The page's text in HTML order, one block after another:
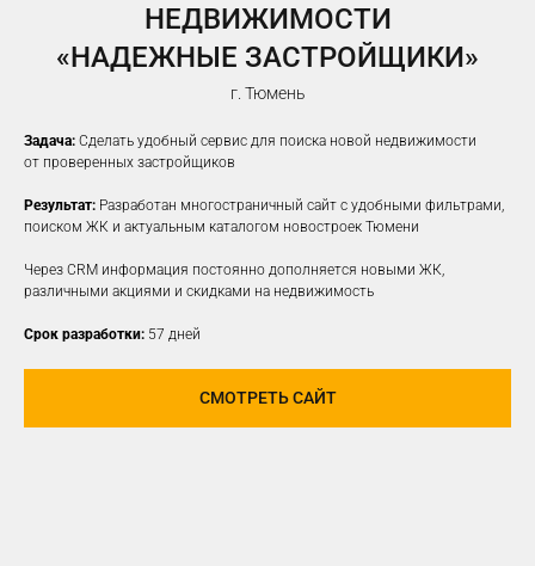
НЕДВИЖИМОСТИ
«НАДЕЖНЫЕ ЗАСТРОЙЩИКИ»
г. Тюмень
Задача: Сделать удобный сервис для поиска новой недвижимости
от проверенных застройщиков
Результат: Разработан многостраничный сайт с удобными фильтрами,
поиском ЖК и актуальным каталогом новостроек Тюмени
Через CRM информация постоянно дополняется новыми ЖК,
различными акциями и скидками на недвижимость
Срок разработки: 57 дней
СМОТРЕТЬ САЙТ